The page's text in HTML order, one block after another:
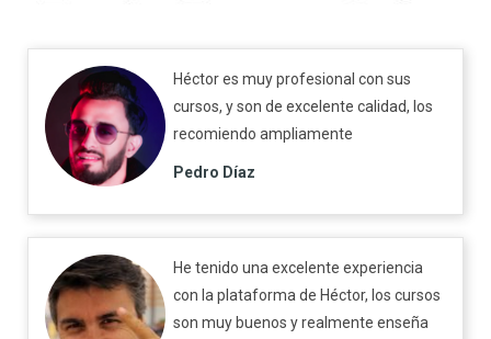
Héctor es muy profesional con sus
cursos, y son de excelente calidad, los
recomiendo ampliamente
Pedro Díaz
He tenido una excelente experiencia
con la plataforma de Héctor, los cursos
son muy buenos y realmente enseña